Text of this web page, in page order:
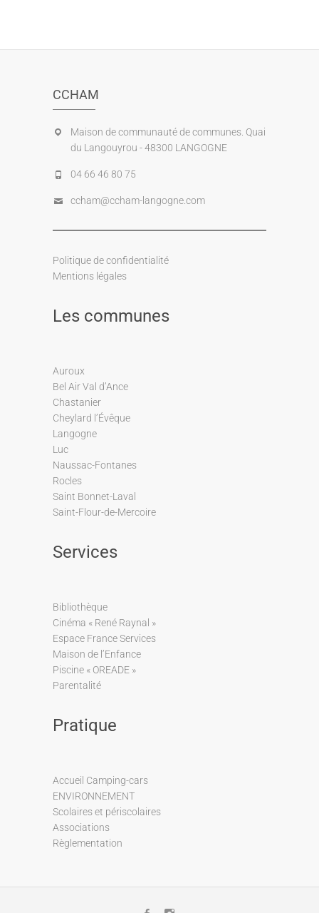
CCHAM
Maison de communauté de communes. Quai
du Langouyrou - 48300 LANGOGNE
04 66 46 80 75
ccham@ccham-langogne.com
Politique de confidentialité
Mentions légales
Les communes
Auroux
Bel Air Val d’Ance
Chastanier
Cheylard l’Évêque
Langogne
Luc
Naussac-Fontanes
Rocles
Saint Bonnet-Laval
Saint-Flour-de-Mercoire
Services
Bibliothèque
Cinéma « René Raynal »
Espace France Services
Maison de l’Enfance
Piscine « OREADE »
Parentalité
Pratique
Accueil Camping-cars
ENVIRONNEMENT
Scolaires et périscolaires
Associations
Règlementation